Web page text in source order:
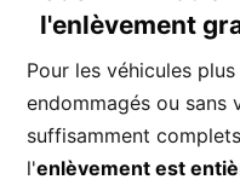
l'enlèvement
Pour les véhicules
endommagés ou sans
suffisamment
l'enlèvement est